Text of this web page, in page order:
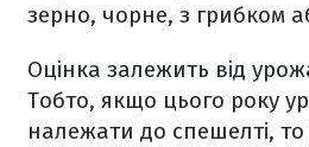
зерно, чорне, з грибком
Оцінка залежить від
Тобто, якщо цього року
належати до спешелті,